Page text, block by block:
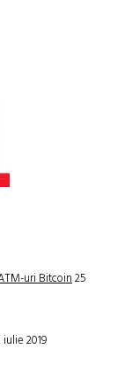
uri Bitcoin25
iulie 2019